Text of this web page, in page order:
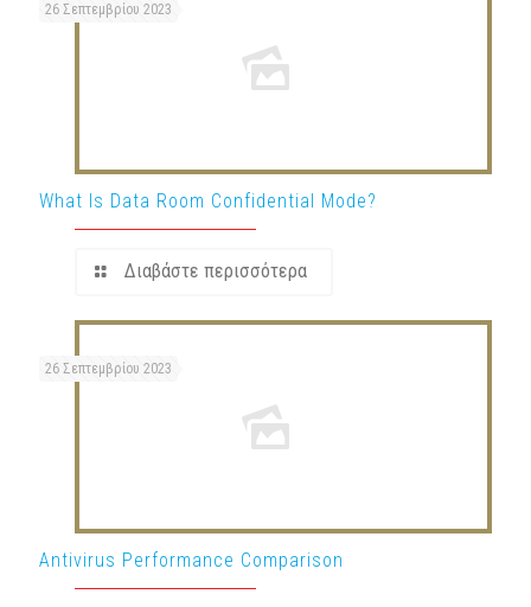
26 Σεπτεμβρίου 2023
What Is Data Room Confidential Mode?
Διαβάστε περισσότερα
26 Σεπτεμβρίου 2023
Antivirus Performance Comparison